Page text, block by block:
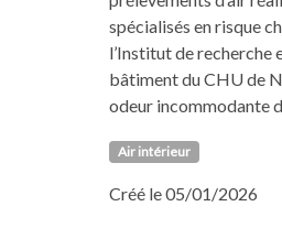
spécialisés en risque
l’Institut de recherche
bâtiment du CHU de
odeur incommodante
Air intérieur
Créé le 05/01/2026